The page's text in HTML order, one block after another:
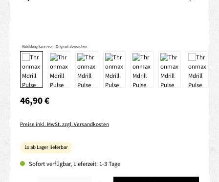
Abbildung kann vom Original abweichen
Regulärer Preis:
46,90 €
Preise inkl. MwSt. zzgl. Versandkosten
1x ab Lager lieferbar
Sofort verfügbar, Lieferzeit: 1-3 Tage